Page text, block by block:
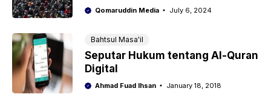
Qomaruddin Media July 6, 2024
Bahtsul Masa'il
Seputar Hukum tentang Al-Quran
Digital
Ahmad Fuad Ihsan January 18, 2018